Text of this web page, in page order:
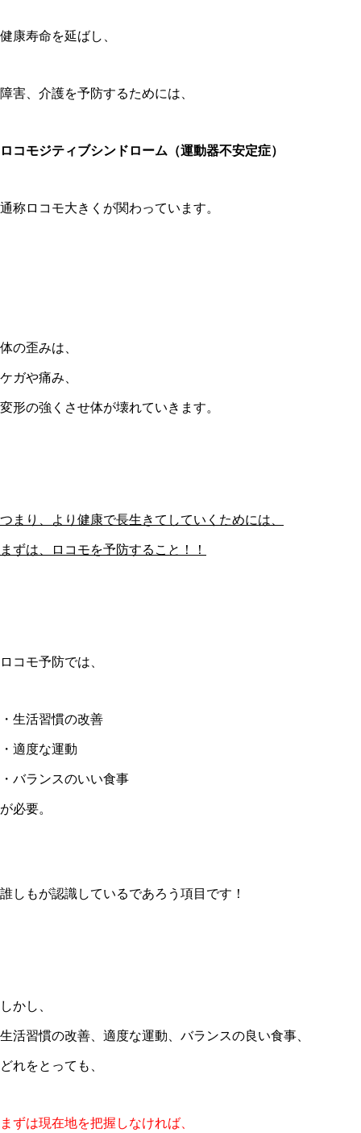
健康寿命を延ばし、
障害、介護を予防するためには、
ロコモジティブシンドローム（運動器不安定症）
通称ロコモ大きくが関わっています。
体の歪みは、
ケガや痛み、
変形の強くさせ体が壊れていきます。
つまり、より健康で長生きてしていくためには、
まずは、ロコモを予防すること！！
ロコモ予防では、
・生活習慣の改善
・適度な運動
・バランスのいい食事
が必要。
誰しもが認識しているであろう項目です！
しかし、
生活習慣の改善、適度な運動、バランスの良い食事、
どれをとっても、
まずは現在地を把握しなければ、